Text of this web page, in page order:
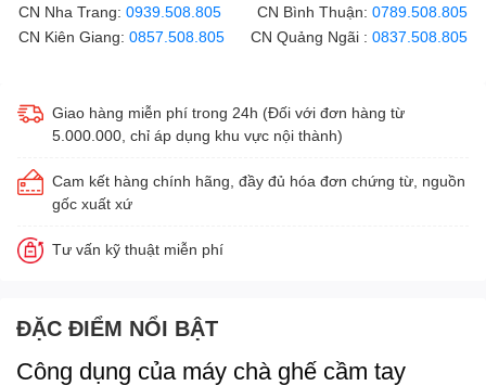
CN Nha Trang: 0939.508.805 CN Bình Thuận: 0789.508.805
CN Kiên Giang: 0857.508.805 CN Quảng Ngãi : 0837.508.805
Giao hàng miễn phí trong 24h (Đối với đơn hàng từ
5.000.000, chỉ áp dụng khu vực nội thành)
Cam kết hàng chính hãng, đầy đủ hóa đơn chứng từ, nguồn
gốc xuất xứ
Tư vấn kỹ thuật miễn phí
ĐẶC ĐIỂM NỔI BẬT
Công dụng của máy chà ghế cầm tay